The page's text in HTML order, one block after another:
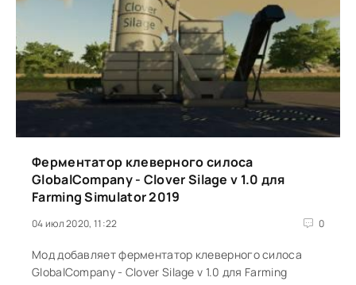
Ферментатор клеверного силоса
GlobalCompany - Clover Silage v 1.0 для
Farming Simulator 2019
04 июл 2020, 11:22 0
Мод добавляет ферментатор клеверного силоса
GlobalCompany - Clover Silage v 1.0 для Farming